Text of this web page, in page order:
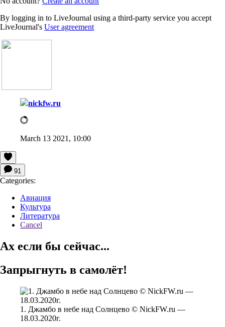
By logging in to LiveJournal using a third-party service you accept
LiveJournal's User agreement
nickfw.ru
March 13 2021, 10:00
91
Categories:
Авиация
Культура
Литература
Cancel
Ах если бы сейчас...
Запрыгнуть в самолёт!
1. Джамбо в небе над Солнцево © NickFW.ru —
18.03.2020г.